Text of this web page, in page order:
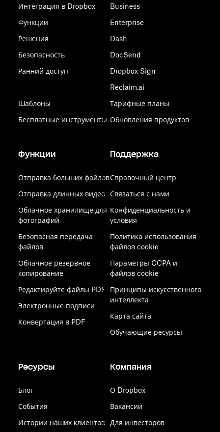
Интеграция в Dropbox
Функции
Решения
Безопасность
Ранний доступ
Шаблоны
Бесплатные инструменты
Business
Enterprise
Dash
DocSend
Dropbox Sign
Reclaim.ai
Тарифные планы
Обновления продуктов
Функции
Отправка больших файлов
Отправка длинных видео
Облачное хранилище для
фотографий
Безопасная передача
файлов
Облачное резервное
копирование
Редактируйте файлы PDF
Электронные подписи
Конвертация в PDF
Поддержка
Справочный центр
Связаться с нами
Конфиденциальность и
условия
Политика использования
файлов cookie
Параметры CCPA и
файлов cookie
Принципы искусственного
интеллекта
Карта сайта
Обучающие ресурсы
Ресурсы
Блог
События
Истории наших клиентов
Компания
О Dropbox
Вакансии
Для инвесторов